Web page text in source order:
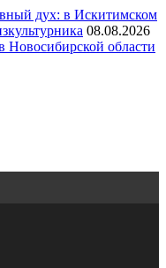
дух: в Искитимском
08.08.2026
Новосибирской области